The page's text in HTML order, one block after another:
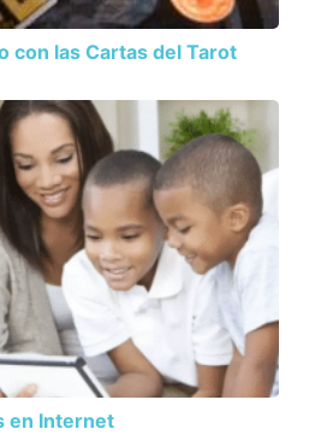
con las Cartas del Tarot
en Internet